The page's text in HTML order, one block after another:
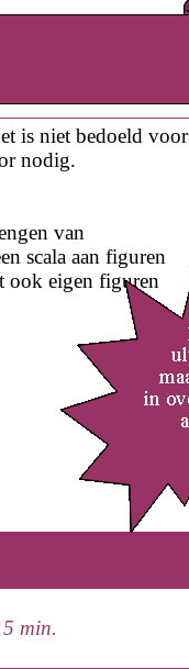
is niet bedoeld voor
nodig.
van
scala aan figuren
ook eigen figuren
min.